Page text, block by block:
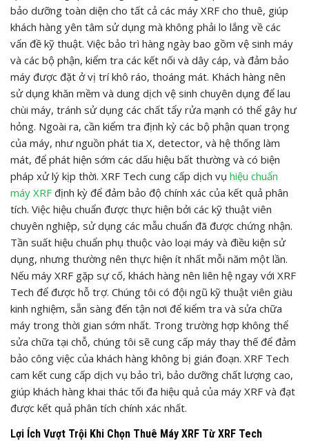
bảo dưỡng toàn diện cho tất cả các máy XRF cho thuê, giúp
khách hàng yên tâm sử dụng mà không phải lo lắng về các
vấn đề kỹ thuật. Việc bảo trì hàng ngày bao gồm vệ sinh máy
và các bộ phận, kiểm tra các kết nối và dây cáp, và đảm bảo
máy được đặt ở vị trí khô ráo, thoáng mát. Khách hàng nên
sử dụng khăn mềm và dung dịch vệ sinh chuyên dụng để lau
chùi máy, tránh sử dụng các chất tẩy rửa mạnh có thể gây hư
hỏng. Ngoài ra, cần kiểm tra định kỳ các bộ phận quan trọng
của máy, như nguồn phát tia X, detector, và hệ thống làm
mát, để phát hiện sớm các dấu hiệu bất thường và có biện
pháp xử lý kịp thời. XRF Tech cung cấp dịch vụ hiệu chuẩn
máy XRF định kỳ để đảm bảo độ chính xác của kết quả phân
tích. Việc hiệu chuẩn được thực hiện bởi các kỹ thuật viên
chuyên nghiệp, sử dụng các mẫu chuẩn đã được chứng nhận.
Tần suất hiệu chuẩn phụ thuộc vào loại máy và điều kiện sử
dụng, nhưng thường nên thực hiện ít nhất mỗi năm một lần.
Nếu máy XRF gặp sự cố, khách hàng nên liên hệ ngay với XRF
Tech để được hỗ trợ. Chúng tôi có đội ngũ kỹ thuật viên giàu
kinh nghiệm, sẵn sàng đến tận nơi để kiểm tra và sửa chữa
máy trong thời gian sớm nhất. Trong trường hợp không thể
sửa chữa tại chỗ, chúng tôi sẽ cung cấp máy thay thế để đảm
bảo công việc của khách hàng không bị gián đoạn. XRF Tech
cam kết cung cấp dịch vụ bảo trì, bảo dưỡng chất lượng cao,
giúp khách hàng khai thác tối đa hiệu quả của máy XRF và đạt
được kết quả phân tích chính xác nhất.
Lợi Ích Vượt Trội Khi Chọn Thuê Máy XRF Từ XRF Tech